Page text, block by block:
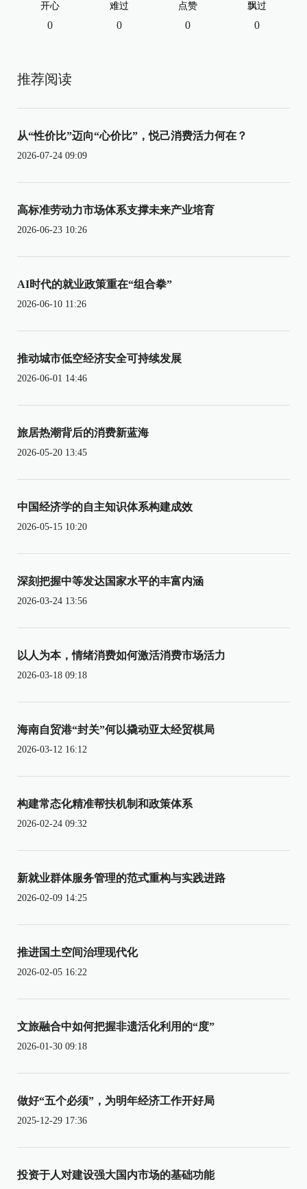
开心
0
难过
0
点赞
0
飘过
0
推荐阅读
从“性价比”迈向“心价比”，悦己消费活力何在？
2026-07-24 09:09
高标准劳动力市场体系支撑未来产业培育
2026-06-23 10:26
AI时代的就业政策重在“组合拳”
2026-06-10 11:26
推动城市低空经济安全可持续发展
2026-06-01 14:46
旅居热潮背后的消费新蓝海
2026-05-20 13:45
中国经济学的自主知识体系构建成效
2026-05-15 10:20
深刻把握中等发达国家水平的丰富内涵
2026-03-24 13:56
以人为本，情绪消费如何激活消费市场活力
2026-03-18 09:18
海南自贸港“封关”何以撬动亚太经贸棋局
2026-03-12 16:12
构建常态化精准帮扶机制和政策体系
2026-02-24 09:32
新就业群体服务管理的范式重构与实践进路
2026-02-09 14:25
推进国土空间治理现代化
2026-02-05 16:22
文旅融合中如何把握非遗活化利用的“度”
2026-01-30 09:18
做好“五个必须”，为明年经济工作开好局
2025-12-29 17:36
投资于人对建设强大国内市场的基础功能